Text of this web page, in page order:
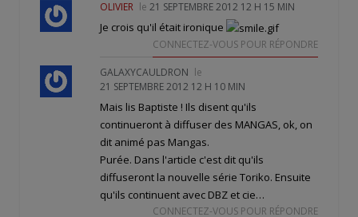
OLIVIER le 21 SEPTEMBRE 2012 12 H 15 MIN
Je crois qu'il était ironique
CONNECTEZ-VOUS POUR RÉPONDRE
GALAXYCAULDRON le
21 SEPTEMBRE 2012 12 H 10 MIN
Mais lis Baptiste ! Ils disent qu'ils
continueront à diffuser des MANGAS, ok, on
dit animé pas Mangas.
Purée. Dans l'article c'est dit qu'ils
diffuseront la nouvelle série Toriko. Ensuite
qu'ils continuent avec DBZ et cie…
CONNECTEZ-VOUS POUR RÉPONDRE